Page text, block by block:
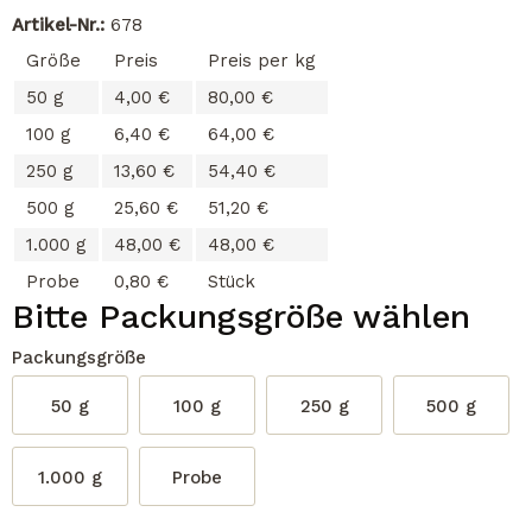
Artikel-Nr.: 678
Größe
Preis
Preis per kg
50 g
4,00 €
80,00 €
100 g
6,40 €
64,00 €
250 g
13,60 €
54,40 €
500 g
25,60 €
51,20 €
1.000 g
48,00 €
48,00 €
Probe
0,80 € Stück
Bitte Packungsgröße wählen
Packungsgröße
50 g 100 g 250 g 500 g
1.000 g Probe